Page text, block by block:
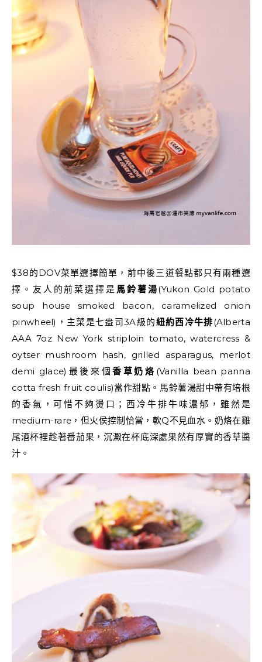
$38的DOV菜單選擇簡單，前中後三道餐點都只有兩種選
擇。友人的前菜選擇是 馬鈴薯湯(Yukon Gold potato
soup house smoked bacon, caramelized onion
pinwheel)，主菜是七盎司3A級的紐約西冷牛排(Alberta
AAA 7oz New York striploin tomato, watercress &
oytser mushroom hash, grilled asparagus, merlot
demi glace)最後來個香草奶烙 (Vanilla bean panna
cotta fresh fruit coulis)當作甜點。馬鈴薯湯甜中帶有培根
的香氣，可惜不夠燙口；西冷牛排牛味濃郁，雖然是
medium-rare，但火侯控制恰當，軟Q不見血水。奶烙在雞
尾酒杯裡趁著番茄果，沉澱在杯底深處果然有厚實的香草醬
汁。